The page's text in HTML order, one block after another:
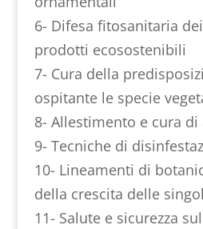
6- Difesa fitosanitaria
prodotti ecosostenibili
7- Cura della
ospitante le specie
8- Allestimento e cura
9- Tecniche di
10- Lineamenti di
della crescita delle
11- Salute e sicurezza